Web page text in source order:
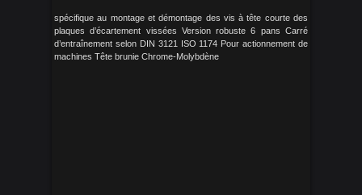
spécifique au montage et démontage des vis à tête courte des
plaques d’écartement vissées Version robuste 6 pans Carré
d’entraînement selon DIN 3121 ISO 1174 Pour actionnement de
machines Tête brunie Chrome-Molybdène